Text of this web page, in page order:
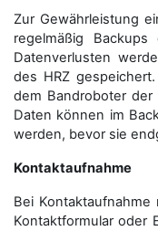
Zur Gewährleistung
regelmäßig
Datenverlusten
des HRZ
dem Bandroboter der
Daten können im
werden, bevor sie
Kontaktaufnahme
Bei
Kontaktformular oder